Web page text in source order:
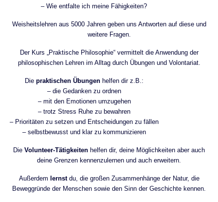
– Wie entfalte ich meine Fähigkeiten?
Weisheitslehren aus 5000 Jahren geben uns Antworten auf diese und
weitere Fragen.
Der Kurs „Praktische Philosophie“ vermittelt die Anwendung der
philosophischen Lehren im Alltag durch Übungen und Volontariat.
Die praktischen Übungen helfen dir z.B.:
– die Gedanken zu ordnen
– mit den Emotionen umzugehen
– trotz Stress Ruhe zu bewahren
– Prioritäten zu setzen und Entscheidungen zu fällen
– selbstbewusst und klar zu kommunizieren
Die Volunteer-Tätigkeiten helfen dir, deine Möglichkeiten aber auch
deine Grenzen kennenzulernen und auch erweitern.
Außerdem lernstdu, die großen Zusammenhänge der Natur, die
Beweggründe der Menschen sowie den Sinn der Geschichte kennen.